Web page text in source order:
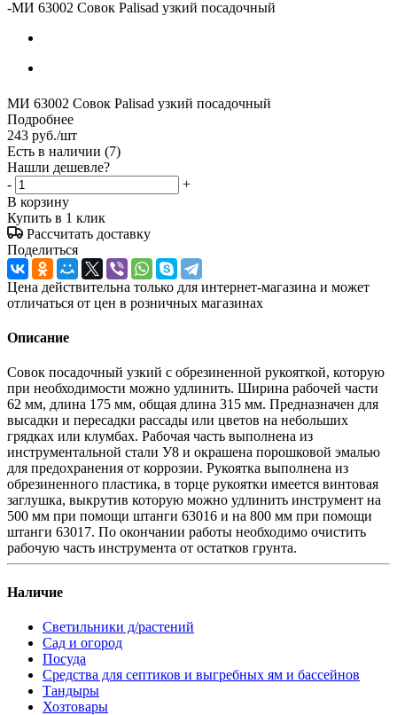
-МИ 63002 Совок Palisad узкий посадочный
МИ 63002 Совок Palisad узкий посадочный
Подробнее
243 руб./шт
Есть в наличии (7)
Нашли дешевле?
-
+
В корзину
Купить в 1 клик
Рассчитать доставку
Поделиться
Цена действительна только для интернет-магазина и может
отличаться от цен в розничных магазинах
Описание
Совок посадочный узкий с обрезиненной рукояткой, которую
при необходимости можно удлинить. Ширина рабочей части
62 мм, длина 175 мм, общая длина 315 мм. Предназначен для
высадки и пересадки рассады или цветов на небольших
грядках или клумбах. Рабочая часть выполнена из
инструментальной стали У8 и окрашена порошковой эмалью
для предохранения от коррозии. Рукоятка выполнена из
обрезиненного пластика, в торце рукоятки имеется винтовая
заглушка, выкрутив которую можно удлинить инструмент на
500 мм при помощи штанги 63016 и на 800 мм при помощи
штанги 63017. По окончании работы необходимо очистить
рабочую часть инструмента от остатков грунта.
Наличие
Светильники д/растений
Сад и огород
Посуда
Средства для септиков и выгребных ям и бассейнов
Тандыры
Хозтовары